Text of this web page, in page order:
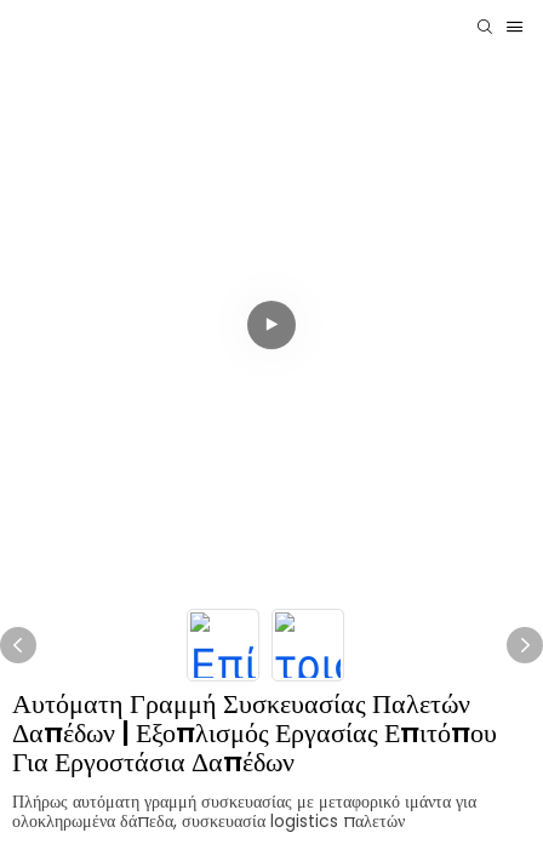
Αυτόματη Γραμμή Συσκευασίας Παλετών
Δαπέδων | Εξοπλισμός Εργασίας Επιτόπου
Για Εργοστάσια Δαπέδων
Πλήρως αυτόματη γραμμή συσκευασίας με μεταφορικό ιμάντα για
ολοκληρωμένα δάπεδα, συσκευασία logistics παλετών